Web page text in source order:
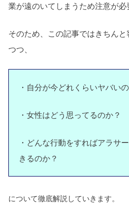
業が遠のいてしまうため注意が必
そのため、この記事ではきちんと
つつ、
・自分が今どれくらいヤバい
・女性はどう思ってるのか？
・どんな行動をすればアラサ
きるのか？
について徹底解説していきます。